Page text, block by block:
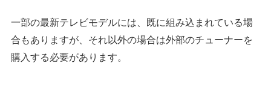
一部の最新テレビモデルには、既に組み込まれている場
合もありますが、それ以外の場合は外部のチューナーを
購入する必要があります。